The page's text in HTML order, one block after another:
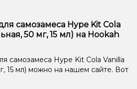
самозамеса Hype Kit Cola
50 мг, 15 мл) на Hookah
самозамеса Hype Kit Cola Vanilla
15 мл) можно на нашем сайте. Вот